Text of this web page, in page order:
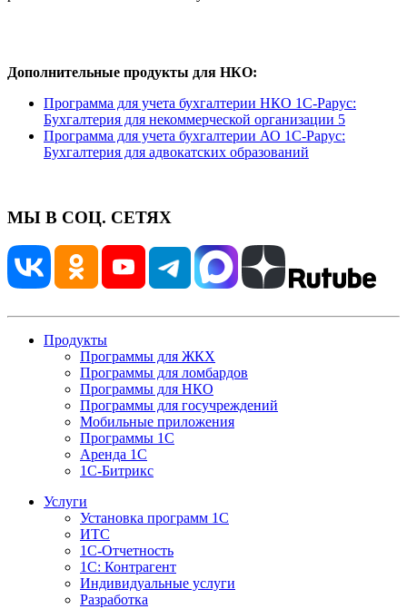
Дополнительные продукты для НКО:
Программа для учета бухгалтерии НКО 1С-Рарус:
Бухгалтерия для некоммерческой организации 5
Программа для учета бухгалтерии АО 1С-Рарус:
Бухгалтерия для адвокатских образований
МЫ В СОЦ. СЕТЯХ
Продукты
Программы для ЖКХ
Программы для ломбардов
Программы для НКО
Программы для госучреждений
Мобильные приложения
Программы 1С
Аренда 1С
1С-Битрикс
Услуги
Установка программ 1С
ИТС
1С-Отчетность
1С: Контрагент
Индивидуальные услуги
Разработка